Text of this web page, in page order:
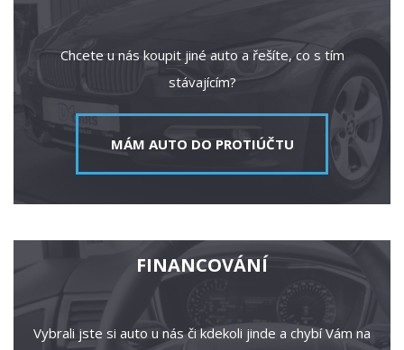
Chcete u nás koupit jiné auto a řešíte, co s tím
stávajícím?
MÁM AUTO DO PROTIÚČTU
FINANCOVÁNÍ
Vybrali jste si auto u nás či kdekoli jinde a chybí Vám na